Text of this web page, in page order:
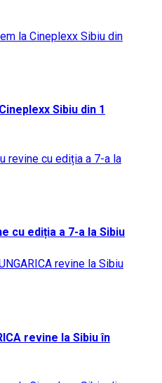
Sibiu din 1
cu ediția a 7-a la Sibiu
revine la Sibiu în